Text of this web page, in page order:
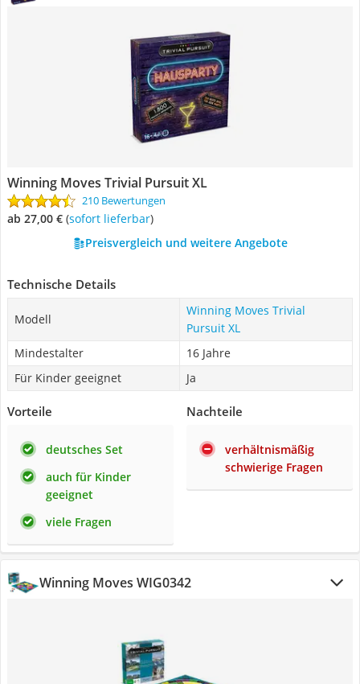
Winning Moves Trivial Pursuit XL
210 Bewertungen
ab 27,00 € ( Sofort lieferbar)
Preisvergleich und weitere Angebote
Technische Details
Modell
Winning Moves Trivial
Pursuit XL
Mindestalter
16 Jahre
Für Kinder geeignet
Ja
Vorteile
deutsches Set
auch für Kinder
geeignet
viele Fragen
Nachteile
verhältnismäßig
schwierige Fragen
Winning Moves WIG0342